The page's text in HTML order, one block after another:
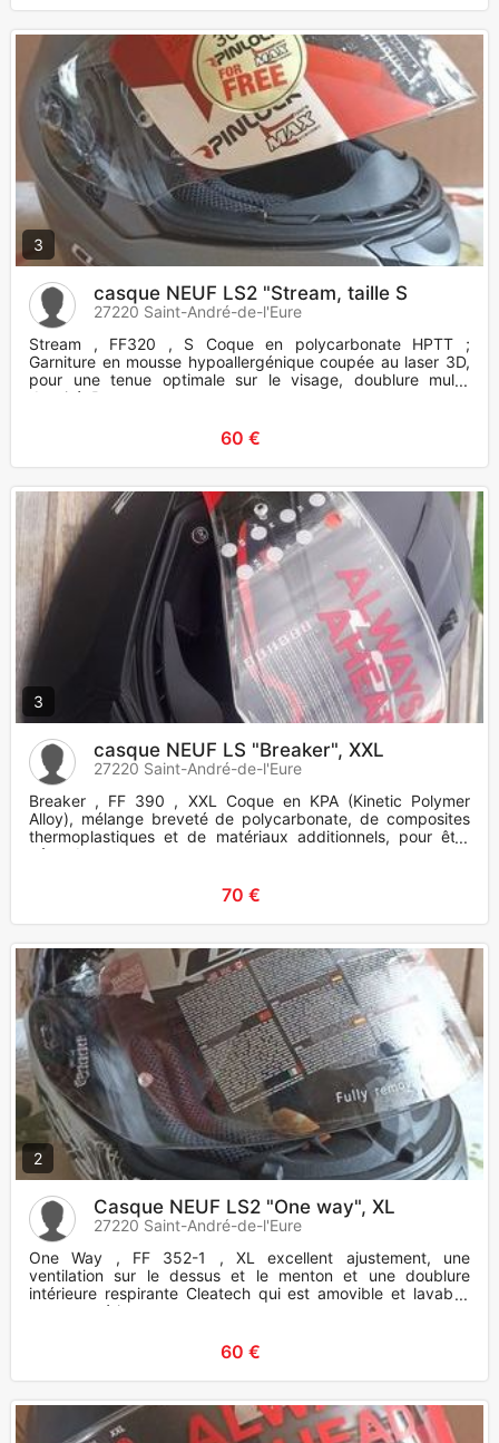
3
casque NEUF LS2 "Stream, taille S
27220 Saint-André-de-l'Eure
Stream , FF320 , S Coque en polycarbonate HPTT ;
Garniture en mousse hypoallergénique coupée au laser 3D,
pour une tenue optimale sur le visage, doublure multi-
densité. Bavette an
60 €
3
casque NEUF LS "Breaker", XXL
27220 Saint-André-de-l'Eure
Breaker , FF 390 , XXL Coque en KPA (Kinetic Polymer
Alloy), mélange breveté de polycarbonate, de composites
thermoplastiques et de matériaux additionnels, pour être
très robuste
70 €
2
Casque NEUF LS2 "One way", XL
27220 Saint-André-de-l'Eure
One Way , FF 352-1 , XL excellent ajustement, une
ventilation sur le dessus et le menton et une doublure
intérieure respirante Cleatech qui est amovible et lavable.
coque extérie
60 €